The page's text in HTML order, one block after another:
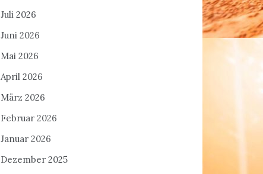
Juli 2026
Juni 2026
Mai 2026
April 2026
März 2026
Februar 2026
Januar 2026
Dezember 2025